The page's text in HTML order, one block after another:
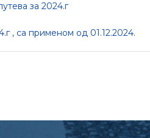
за 2024.г
, са применом од 01.12.2024.